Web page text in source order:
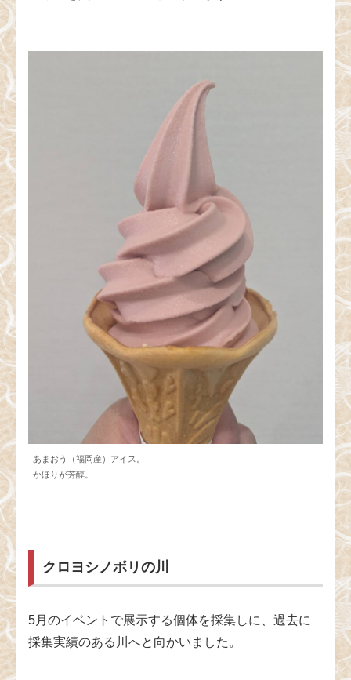
あまおう（福岡産）アイス。
かほりが芳醇。
クロヨシノボリの川
5月のイベントで展示する個体を採集しに、過去に
採集実績のある川へと向かいました。